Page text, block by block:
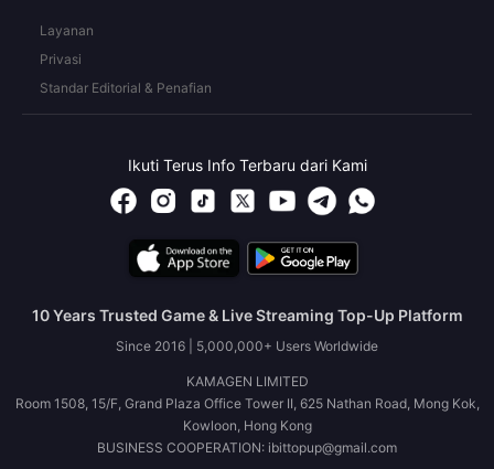
Layanan
Privasi
Standar Editorial & Penafian
Ikuti Terus Info Terbaru dari Kami
10 Years Trusted Game & Live Streaming Top-Up Platform
Since 2016 | 5,000,000+ Users Worldwide
KAMAGEN LIMITED
Room 1508, 15/F, Grand Plaza Office Tower II, 625 Nathan Road, Mong Kok,
Kowloon, Hong Kong
BUSINESS COOPERATION: ibittopup@gmail.com